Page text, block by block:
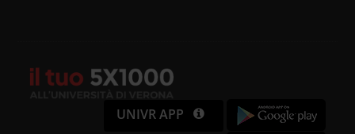
UNIVR APP